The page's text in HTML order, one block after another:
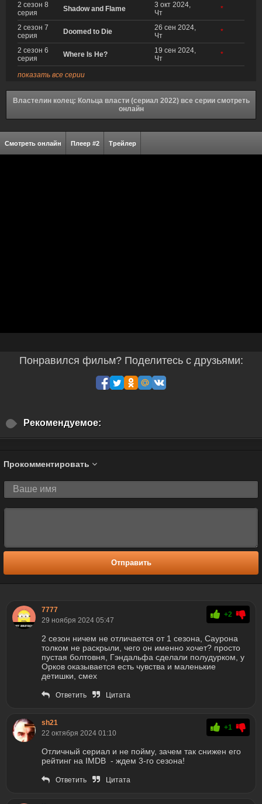
2 сезон 8
серия
Shadow and Flame
3 окт 2024,
Чт
*
2 сезон 7
серия
Doomed to Die
26 сен 2024,
Чт
*
2 сезон 6
серия
Where Is He?
19 сен 2024,
Чт
*
показать все серии
Властелин колец: Кольца власти (сериал 2022) все серии смотреть
онлайн
Смотреть онлайн Плеер #2 Трейлер
Понравился фильм? Поделитесь с друзьями:
Рекомендуемое:
Прокомментировать
Отправить
7777
29 ноября 2024 05:47
+2
2 сезон ничем не отличается от 1 сезона, Саурона
толком не раскрыли, чего он именно хочет? просто
пустая болтовня, Гэндальфа сделали полудурком, у
Орков оказывается есть чувства и маленькие
детишки, смех
Ответить Цитата
sh21
22 октября 2024 01:10
+1
Отличный сериал и не пойму, зачем так снижен его
рейтинг на IMDB - ждем 3-го сезона!
Ответить Цитата